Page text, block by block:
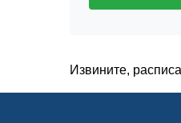
Извините,